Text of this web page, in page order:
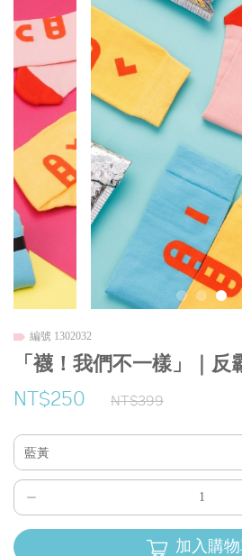
編號 1302032
「襪！我們不一樣」｜反
NT$250 NT$399
藍黃
加入購